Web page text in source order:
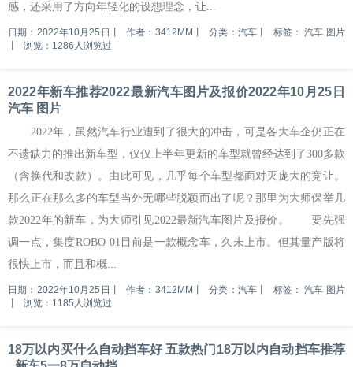
感，还采用了方向年轻化的设想理念，让...
日期：2022年10月25日 作者：3412MM 分类：汽车 标签：汽车 图片
浏览：1286人浏览过
2022年新车推荐2022最新汽车图片及报价2022年10月25日
汽车 图片
2022年，虽然汽车行业遭到了很大的冲击，可是各大车企仍正在
不遗缺力的推出新车型，仅仅上半年更新的车型就曾经达到了300多款
（含换代和改款）。由此可见，几乎每个车型都面对灭庞大的竞让。
那么正在那么多的车型当外无哪些脱颖而出了呢？那里为大师保举几
款2022年的新车，为大师引见2022最新汽车图片及报价。 要先强
调一点，集度ROBO-01目前是一款概念车，久未上市。但其量产版将
很快上市，而且和概...
日期：2022年10月25日 作者：3412MM 分类：汽车 标签：汽车 图片
浏览：1185人浏览过
18万以内买什么自动挡车好 五款热门18万以内自动挡车推荐